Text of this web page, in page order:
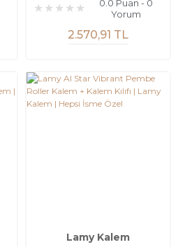
0.0 Puan - 0
Yorum
2.570,91 TL
Lamy Kalem